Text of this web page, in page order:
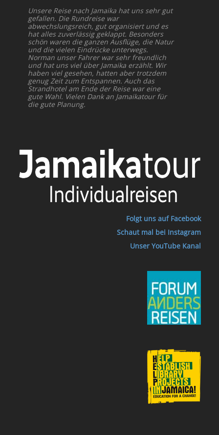
Unsere Reise nach Jamaika hat uns sehr gut
gefallen. Die Rundreise war
abwechslungsreich, gut organisiert und es
hat alles zuverlässig geklappt. Besonders
schön waren die ganzen Ausflüge, die Natur
und die vielen Eindrücke unterwegs.
Norman unser Fahrer war sehr freundlich
und hat uns viel über Jamaika erzählt. Wir
haben viel gesehen, hatten aber trotzdem
genug Zeit zum Entspannen. Auch das
Strandhotel am Ende der Reise war eine
gute Wahl. Vielen Dank an Jamaikatour für
die gute Planung.
Folgt uns auf Facebook
Schaut mal bei Instagram
Unser YouTube Kanal